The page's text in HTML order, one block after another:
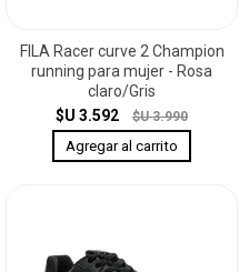
FILA Racer curve 2 Champion
running para mujer - Rosa
claro/Gris
$U 3.592
$U 3.990